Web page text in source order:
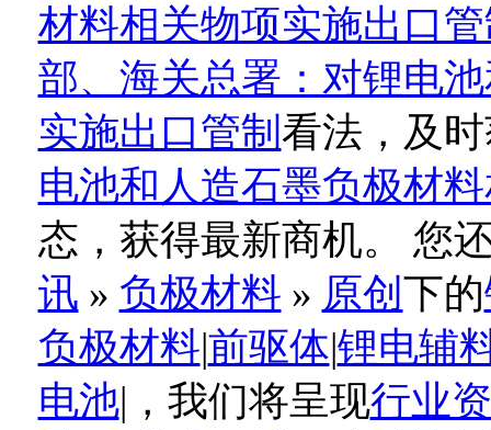
材料相关物项实施出口
部、海关总署：对锂电
实施出口管制 看法，及
电池和人造石墨负极材
态，获得最新商机。 您
讯 » 负极材料 » 原创 下的
负极材料|前驱体|锂电辅
电池|，我们将呈现行业